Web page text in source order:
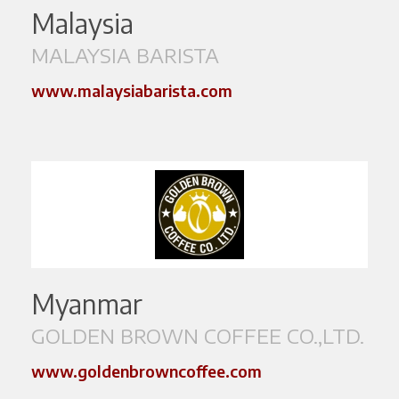
Malaysia
MALAYSIA BARISTA
www.malaysiabarista.com
Myanmar
GOLDEN BROWN COFFEE CO.,LTD.
www.goldenbrowncoffee.com